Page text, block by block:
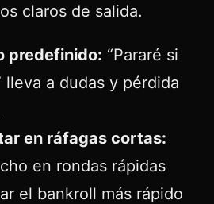
claros de salida.
predefinido: “Pararé si
lleva a dudas y pérdida
en ráfagas cortas:
en rondas rápidas
el bankroll más rápido